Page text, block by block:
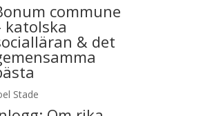
commune
katolska
& det
Stade